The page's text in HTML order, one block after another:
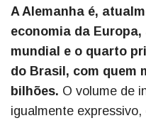
A Alemanha é,
economia da
mundial e o quarto
do Brasil, com quem
bilhões. O volume de
igualmente